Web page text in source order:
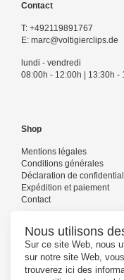
Nous utilisons
Sur ce site Web, nous
sur notre site Web,
trouverez ici des
Contact
T: +492119891767
E: marc@voltigierclips.de
lundi - vendredi
08:00h - 12:00h | 13:30h -
Shop
Mentions légales
Conditions générales
Déclaration de
Expédition et paiement
Contact
Suivez-nous